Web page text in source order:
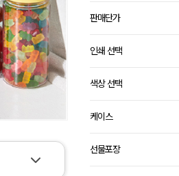
판매단가
인쇄 선택
색상 선택
케이스
선물포장